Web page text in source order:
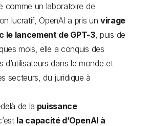
comme un laboratoire de
lucratif, OpenAI a pris un virage
le lancement de GPT-3, puis de
mois, elle a conquis des
d’utilisateurs dans le monde et
secteurs, du juridique à
de la puissance
la capacité d’OpenAI à